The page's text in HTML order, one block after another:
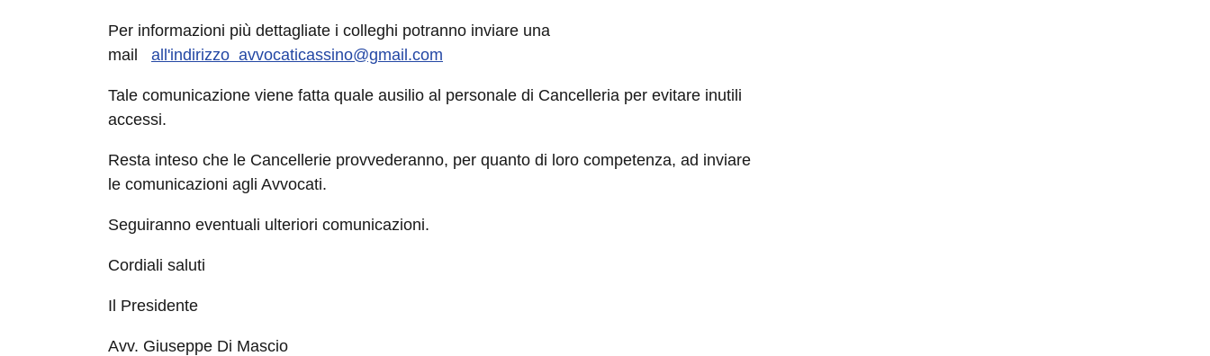
Per informazioni più dettagliate i colleghi potranno inviare una
mail all'indirizzo avvocaticassino@gmail.com
Tale comunicazione viene fatta quale ausilio al personale di Cancelleria per evitare inutili
accessi.
Resta inteso che le Cancellerie provvederanno, per quanto di loro competenza, ad inviare
le comunicazioni agli Avvocati.
Seguiranno eventuali ulteriori comunicazioni.
Cordiali saluti
Il Presidente
Avv. Giuseppe Di Mascio